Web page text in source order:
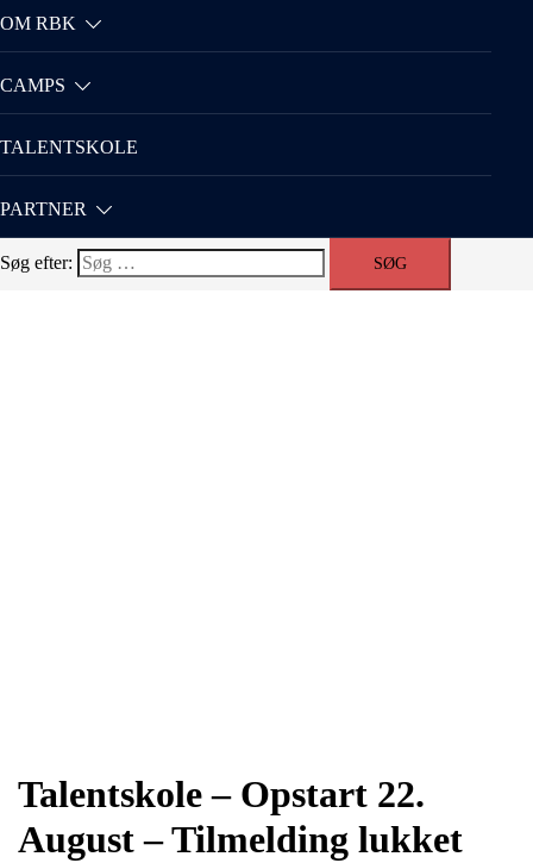
OM RBK
CAMPS
TALENTSKOLE
PARTNER
Søg efter:
Talentskole – Opstart 22.
August – Tilmelding lukket